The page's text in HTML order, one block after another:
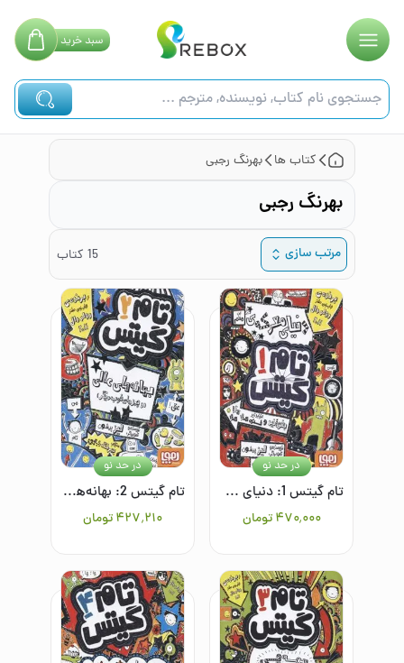
سبدخرید
کتاب ها بهرنگ رجبی
بهرنگ رجبی
مرتب سازی 15 کتاب
تام گیتس 1: دنیای معرکه‌ی تام گیتس
۴۷۰٬۰۰۰ تومان
در حد نو
تام گیتس 2: بهانه‌های عالی (و چیزهای خوب دیگر)
۴۲۷٬۲۱۰تومان
در حد نو